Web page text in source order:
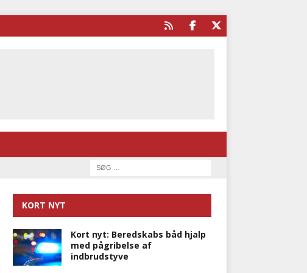
KORT NYT
Kort nyt: Beredskabs båd hjalp
med pågribelse af
indbrudstyve